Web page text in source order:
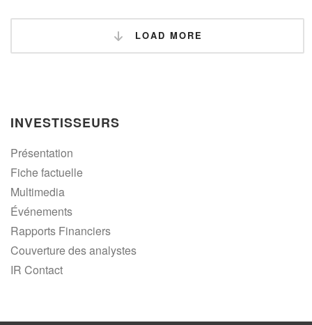
LOAD MORE
INVESTISSEURS
Présentation
Fiche factuelle
Multimedia
Événements
Rapports Financiers
Couverture des analystes
IR Contact